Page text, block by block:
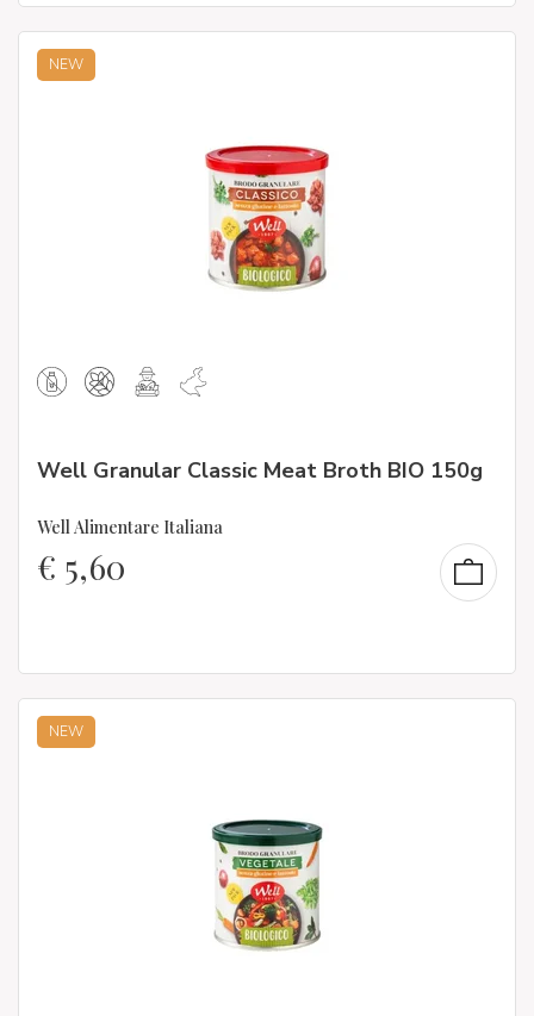
NEW
Well Granular Classic Meat Broth BIO 150g
Well Alimentare Italiana
€ 5,60
NEW